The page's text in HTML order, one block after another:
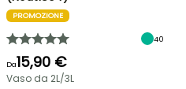
PROMOZIONE
40
Da15,90 €
Vaso da 2L/3L